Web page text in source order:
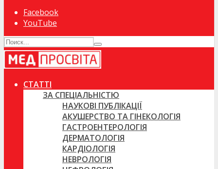
Facebook
YouTube
СТАТТІ
ЗА СПЕЦІАЛЬНІСТЮ
НАУКОВІ ПУБЛІКАЦІЇ
АКУШЕРСТВО ТА ГІНЕКОЛОГІЯ
ГАСТРОЕНТЕРОЛОГІЯ
ДЕРМАТОЛОГІЯ
КАРДІОЛОГІЯ
НЕВРОЛОГІЯ